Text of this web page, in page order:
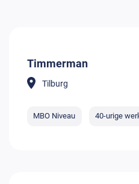
Timmerman
Tilburg
MBO Niveau 40-urige